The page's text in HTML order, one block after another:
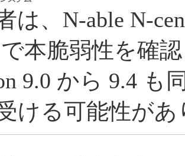
は、N-able N-
で本脆弱性を確
9.0 から 9.4 も
ける可能性があ